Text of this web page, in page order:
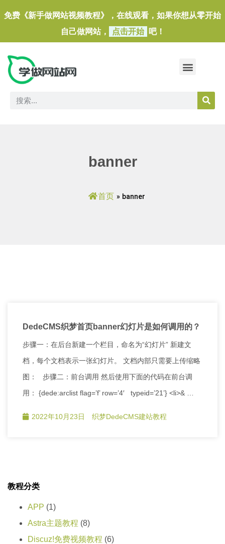
免费《新手做网站视频教程》，在线观看，如果你想从零开始
自己做网站，
点击开始 吧！
banner
首页 » banner
DedeCMS织梦首页banner幻灯片是如何调用的？
步骤一：在后台新建一个栏目，命名为“幻灯片” 新建文
档，每个文档表示一张幻灯片。 文档内部只需要上传缩略
图： 步骤二：前台调用 然后使用下面的代码在前台调
用： {dede:arclist flag=’f’ row=’4′ typeid=’21’} <li>& …
2022年10月23日 织梦DedeCMS建站教程
教程分类
APP (1)
Astra主题教程 (8)
Discuz!免费视频教程 (6)